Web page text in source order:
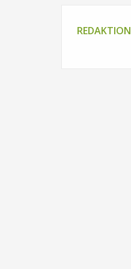
REDAKTION